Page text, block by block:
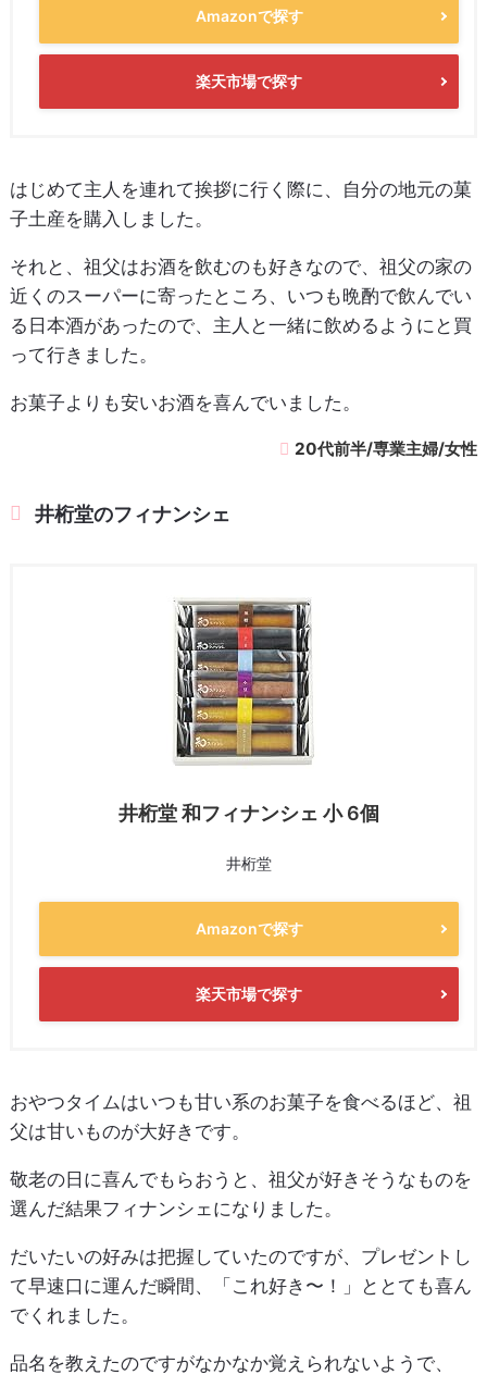
Amazonで探す
楽天市場で探す
はじめて主人を連れて挨拶に行く際に、自分の地元の菓
子土産を購入しました。
それと、祖父はお酒を飲むのも好きなので、祖父の家の
近くのスーパーに寄ったところ、いつも晩酌で飲んでい
る日本酒があったので、主人と一緒に飲めるようにと買
って行きました。
お菓子よりも安いお酒を喜んでいました。
20代前半/専業主婦/女性
井桁堂のフィナンシェ
井桁堂 和フィナンシェ 小 6個
井桁堂
Amazonで探す
楽天市場で探す
おやつタイムはいつも甘い系のお菓子を食べるほど、祖
父は甘いものが大好きです。
敬老の日に喜んでもらおうと、祖父が好きそうなものを
選んだ結果フィナンシェになりました。
だいたいの好みは把握していたのですが、プレゼントし
て早速口に運んだ瞬間、「これ好き〜！」ととても喜ん
でくれました。
品名を教えたのですがなかなか覚えられないようで、